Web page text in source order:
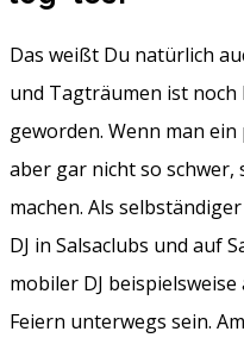
Das weißt Du natürlich
und Tagträumen ist
geworden. Wenn man
aber gar nicht so schwer,
machen. Als
DJ in Salsaclubs und auf
mobiler DJ
Feiern unterwegs sein.